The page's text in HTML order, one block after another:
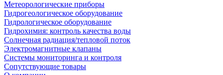
Метеорологические приборы
Гидрогеологическое оборудование
Гидрологическое оборудование
Гидрохимия: контроль качества воды
Солнечная радиация/тепловой поток
Электромагнитные клапаны
Системы мониторинга и контроля
Сопутствующие товары